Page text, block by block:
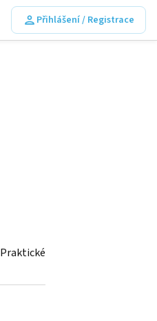
Přihlášení / Registrace
Praktické